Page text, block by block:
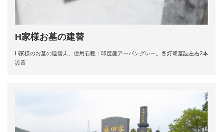
H家様お墓の建替
H家様のお墓の建替え。使用石種：印度産アーバングレー。各灯篭墓誌左右2本
設置